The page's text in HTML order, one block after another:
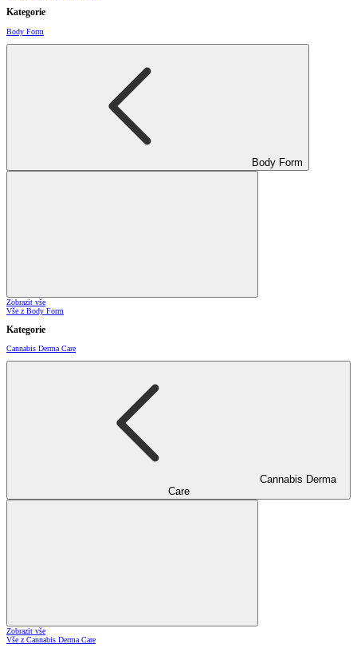
Kategorie
Body Form
Body Form
Zobrazit vše
Vše z Body Form
Kategorie
Cannabis Derma Care
Cannabis Derma
Care
Zobrazit vše
Vše z Cannabis Derma Care